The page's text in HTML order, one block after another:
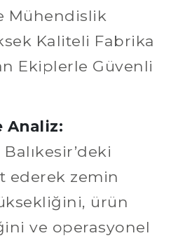
Mühendislik
Kaliteli Fabrika
Ekiplerle Güvenli
Analiz:
ederek zemin
ürün
ve operasyonel